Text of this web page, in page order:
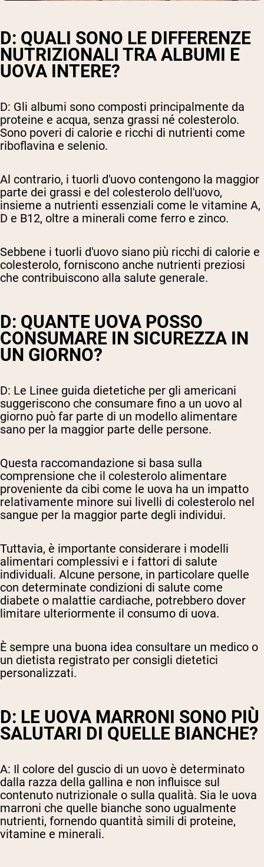
D: QUALI SONO LE DIFFERENZE
NUTRIZIONALI TRA ALBUMI E
UOVA INTERE?
D: Gli albumi sono composti principalmente da
proteine e acqua, senza grassi né colesterolo.
Sono poveri di calorie e ricchi di nutrienti come
riboflavina e selenio.
Al contrario, i tuorli d'uovo contengono la maggior
parte dei grassi e del colesterolo dell'uovo,
insieme a nutrienti essenziali come le vitamine A,
D e B12, oltre a minerali come ferro e zinco.
Sebbene i tuorli d'uovo siano più ricchi di calorie e
colesterolo, forniscono anche nutrienti preziosi
che contribuiscono alla salute generale.
D: QUANTE UOVA POSSO
CONSUMARE IN SICUREZZA IN
UN GIORNO?
D: Le Linee guida dietetiche per gli americani
suggeriscono che consumare fino a un uovo al
giorno può far parte di un modello alimentare
sano per la maggior parte delle persone.
Questa raccomandazione si basa sulla
comprensione che il colesterolo alimentare
proveniente da cibi come le uova ha un impatto
relativamente minore sui livelli di colesterolo nel
sangue per la maggior parte degli individui.
Tuttavia, è importante considerare i modelli
alimentari complessivi e i fattori di salute
individuali. Alcune persone, in particolare quelle
con determinate condizioni di salute come
diabete o malattie cardiache, potrebbero dover
limitare ulteriormente il consumo di uova.
È sempre una buona idea consultare un medico o
un dietista registrato per consigli dietetici
personalizzati.
D: LE UOVA MARRONI SONO PIÙ
SALUTARI DI QUELLE BIANCHE?
A: Il colore del guscio di un uovo è determinato
dalla razza della gallina e non influisce sul
contenuto nutrizionale o sulla qualità. Sia le uova
marroni che quelle bianche sono ugualmente
nutrienti, fornendo quantità simili di proteine,
vitamine e minerali.